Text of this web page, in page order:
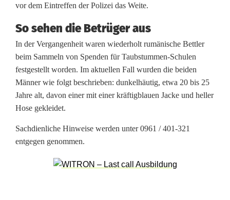
r
i
n
W
e
i
d
e
vor dem Eintreffen der Polizei das Weite.
So sehen die Betrüger aus
In der Vergangenheit waren wiederholt rumänische Bettler
beim Sammeln von Spenden für Taubstummen-Schulen
festgestellt worden. Im aktuellen Fall wurden die beiden
Männer wie folgt beschrieben: dunkelhäutig, etwa 20 bis 25
Jahre alt, davon einer mit einer kräftigblauen Jacke und heller
Hose gekleidet.
Sachdienliche Hinweise werden unter 0961 / 401-321
entgegen genommen.